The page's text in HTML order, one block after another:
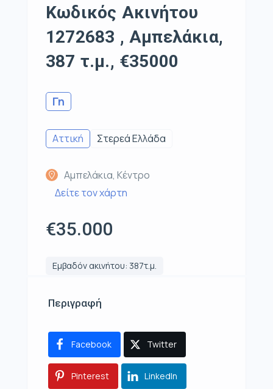
Κωδικός Ακινήτου
1272683 , Αμπελάκια,
387 τ.μ., €35000
Γη
Αττική Στερεά Ελλάδα
Αμπελάκια, Κέντρο
Δείτε τον χάρτη
€35.000
Εμβαδόν ακινήτου: 387τ.μ.
Περιγραφή
Facebook Twitter
Pinterest LinkedIn